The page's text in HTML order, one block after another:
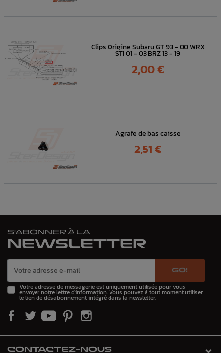
Clips Origine Subaru GT 93 - 00 WRX
STI 01 - 03 BRZ 13 - 19
Prix
2,00 €
Agrafe de bas caisse
Prix
2,51 €
S'ABONNER À LA
NEWSLETTER
GO!
Votre adresse de messagerie est uniquement utilisée pour vous
envoyer notre lettre d'information. Vous pouvez à tout moment utiliser
le lien de désabonnement intégré dans la newsletter.
CONTACTEZ-NOUS